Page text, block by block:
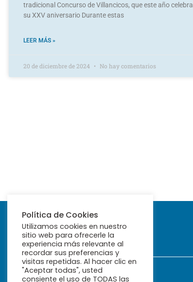
tradicional Concurso de Villancicos, que este año celebra
su XXV aniversario Durante estas
LEER MÁS »
20 de diciembre de 2024 No hay comentarios
Política de Cookies
Utilizamos cookies en nuestro
sitio web para ofrecerle la
experiencia más relevante al
recordar sus preferencias y
visitas repetidas. Al hacer clic en
"Aceptar todas", usted
consiente el uso de TODAS las